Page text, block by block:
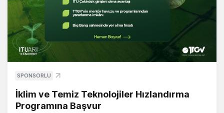
SPONSORLU
İklim ve Temiz Teknolojiler Hızlandırma
Programına Başvur